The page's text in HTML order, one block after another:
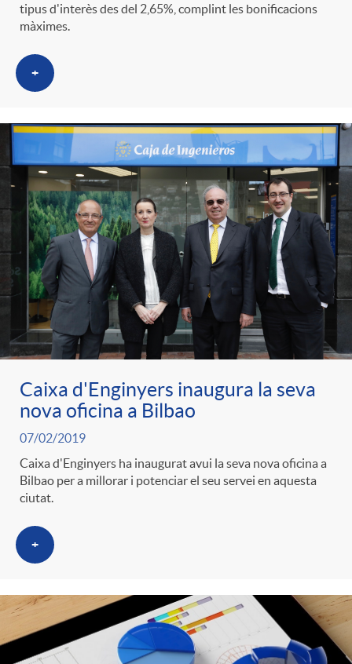
tipus d'interès des del 2,65%, complint les bonificacions
màximes.
+
Caixa d'Enginyers inaugura la seva
nova oficina a Bilbao
07/02/2019
Caixa d'Enginyers ha inaugurat avui la seva nova oficina a
Bilbao per a millorar i potenciar el seu servei en aquesta
ciutat.
+